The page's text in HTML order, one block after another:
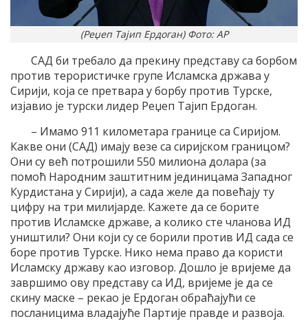
(Реџеп Тајип Ердоган) Фото: AP
САД би требало да прекину представу са борбом
против терористичке групе Исламска држава у
Сирији, која се претвара у борбу против Турске,
изјавио је турски лидер Реџеп Тајип Ердоган.
– Имамо 911 километара границе са Сиријом.
Какве они (САД) имају везе са сиријском границом?
Они су већ потрошили 550 милиона долара (за
помоћ Народним заштитним јединицама Западног
Курдистана у Сирији), а сада желе да повећају ту
цифру на три милијарде. Кажете да се борите
против Исламске државе, а колико сте чланова ИД
уништили? Они који су се борили против ИД сада се
боре против Турске. Нико нема право да користи
Исламску државу као изговор. Дошло је вријеме да
завршимо ову представу са ИД, вријеме је да се
скину маске – рекао је Ердоган обраћајући се
посланицима владајуће Партије правде и развоја.